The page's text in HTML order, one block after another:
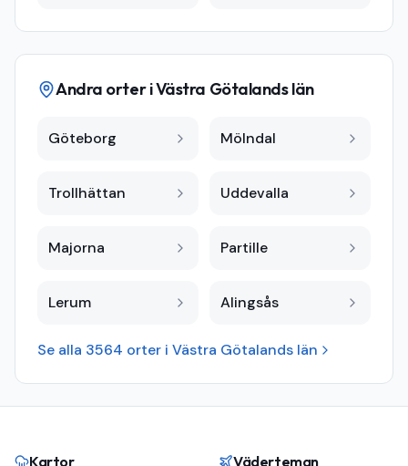
Andra orter iVästra Götalands län
Göteborg Mölndal
Trollhättan Uddevalla
Majorna Partille
Lerum Alingsås
Se alla 3564 orter i Västra Götalands län
Kartor Väderteman